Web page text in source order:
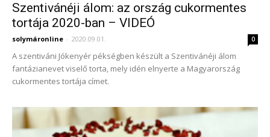
Szentivánéji álom: az ország cukormentes
tortája 2020-ban – VIDEÓ
solymáronline - 2020.09.01. 0
A szentiváni Jókenyér pékségben készült a Szentivánéji álom
fantázianevet viselő torta, mely idén elnyerte a Magyarország
cukormentes tortája címet.